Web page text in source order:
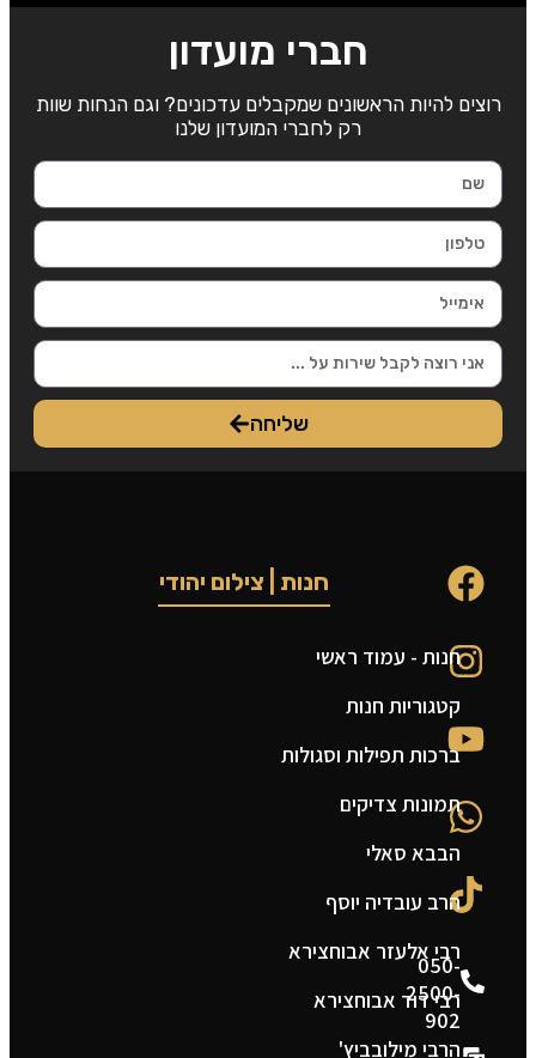
חברי מועדון
רוצים להיות הראשונים שמקבלים עדכונים? וגם הנחות שוות
רק לחברי המועדון שלנו
שליחה
050-
2500-
902
חנות | צילום יהודי
חנות - עמוד ראשי
קטגוריות חנות
ברכות תפילות וסגולות
תמונות צדיקים
הבבא סאלי
הרב עובדיה יוסף
רבי אלעזר אבוחצירא
רבי דוד אבוחצירא
הרבי מילובביץ'